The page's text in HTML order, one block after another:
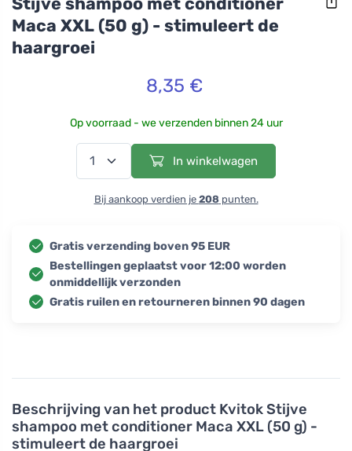
Beschrijving van het product Kvitok Stijve
shampoo met conditioner Maca XXL (50 g) -
stimuleert de haargroei
Maca XXL (50 g) - stimuleert de
haargroei
8,35 €
Op voorraad - we verzenden binnen 24 uur
In winkelwagen
Bij aankoop verdien je 208punten.
Gratis verzending boven 95 EUR
Bestellingen geplaatst voor 12:00 worden
onmiddellijk verzonden
Gratis ruilen en retourneren binnen 90 dagen